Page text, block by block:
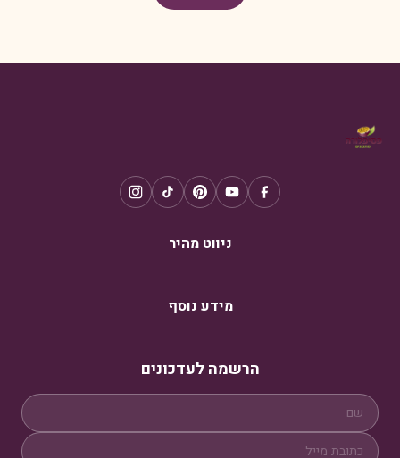
ניווט מהיר
מידע נוסף
הרשמה לעדכונים